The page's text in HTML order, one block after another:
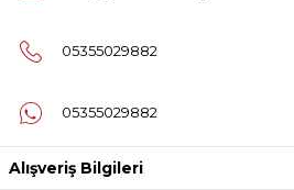
05355029882
05355029882
Alışveriş Bilgileri